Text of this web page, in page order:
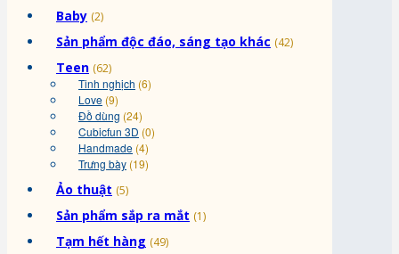
Baby (2)
Sản phẩm độc đáo, sáng tạo khác (42)
Teen (62)
Tinh nghịch (6)
Love (9)
Đồ dùng (24)
Cubicfun 3D (0)
Handmade (4)
Trưng bày (19)
Ảo thuật (5)
Sản phẩm sắp ra mắt (1)
Tạm hết hàng (49)